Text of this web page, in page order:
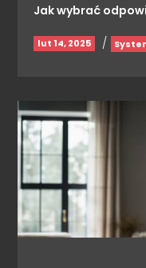
Jak wybrać
lut 14, 2025 /